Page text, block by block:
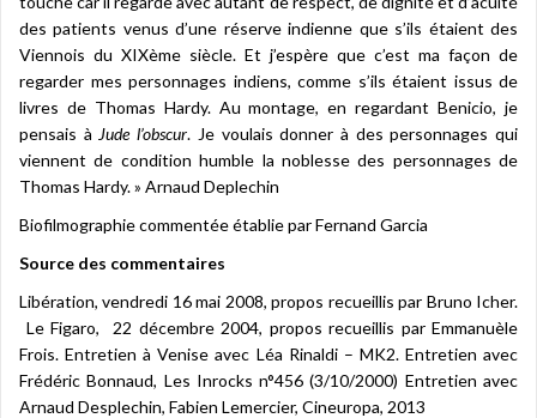
des patients venus d’une réserve indienne que s’ils étaient des
Viennois du XIXème siècle. Et j’espère que c’est ma façon de
regarder mes personnages indiens, comme s’ils étaient issus de
livres de Thomas Hardy. Au montage, en regardant Benicio, je
pensais à Jude l’obscur. Je voulais donner à des personnages qui
viennent de condition humble la noblesse des personnages de
Thomas Hardy. » Arnaud Deplechin
Biofilmographie commentée établie par Fernand Garcia
Source des commentaires
Libération, vendredi 16 mai 2008, propos recueillis par Bruno Icher.
Le Figaro, 22 décembre 2004, propos recueillis par Emmanuèle
Frois. Entretien à Venise avec Léa Rinaldi – MK2. Entretien avec
Frédéric Bonnaud, Les Inrocks n°456 (3/10/2000) Entretien avec
Arnaud Desplechin, Fabien Lemercier, Cineuropa, 2013